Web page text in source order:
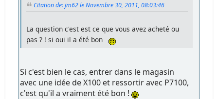
Citation de: jm62 le Novembre 30, 2011, 08:03:46
La question c'est est ce que vous avez acheté ou
pas ? ! si oui il a été bon
Si c'est bien le cas, entrer dans le magasin
avec une idée de X100 et ressortir avec P7100,
c'est qu'il a vraiment été bon !